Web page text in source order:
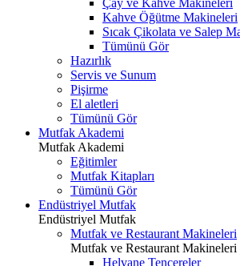
Çay ve Kahve Makineleri
Kahve Öğütme Makineleri
Sıcak Çikolata ve Salep
Tümünü Gör
Hazırlık
Servis ve Sunum
Pişirme
El aletleri
Tümünü Gör
Mutfak Akademi
Mutfak Akademi
Eğitimler
Mutfak Kitapları
Tümünü Gör
Endüstriyel Mutfak
Endüstriyel Mutfak
Mutfak ve Restaurant Makineleri
Mutfak ve Restaurant Makineleri
Helvane Tencereler